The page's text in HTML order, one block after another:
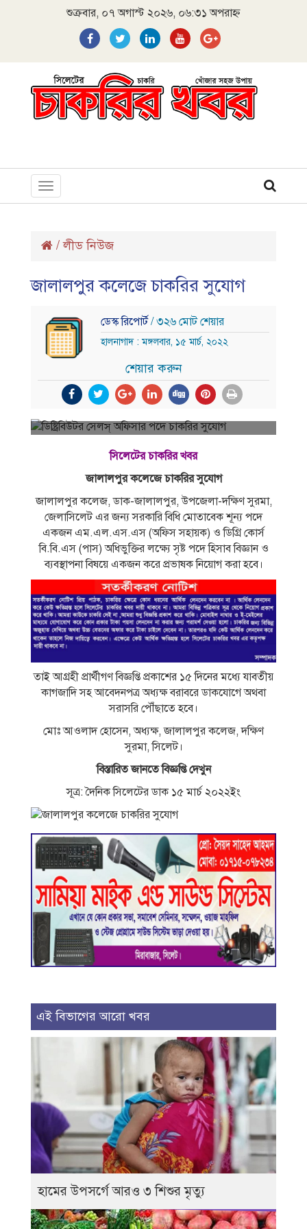
শুক্রবার, ০৭ অগাস্ট ২০২৬, ০৬:৩১ অপরাহ্ন
Toggle
navigation
/লীড নিউজ
জালালপুর কলেজে চাকরির সুযোগ
ডেস্ক রিপোর্ট/ ৩২৬ মোট শেয়ার
হালনাগাদ : মঙ্গলবার, ১৫ মার্চ, ২০২২
শেয়ার করুন
সিলেটের চাকরির খবর
জালালপুর কলেজে চাকরির সুযোগ
জালালপুর কলেজ, ডাক-জালালপুর, উপজেলা-দক্ষিণ সুরমা,
জেলাসিলেট এর জন্য সরকারি বিধি মােতাবেক শূন্য পদে
একজন এম.এল.এস.এস (অফিস সহায়ক) ও ডিগ্রি কোর্স
বি.বি.এস (পাস) অধিভুক্তির লক্ষ্যে সৃষ্ট পদে হিসাব বিজ্ঞান ও
ব্যবস্থাপনা বিষয়ে একজন করে প্রভাষক নিয়ােগ করা হবে।
তাই আগ্রহী প্রার্থীগণ বিজ্ঞপ্তি প্রকাশের ১৫ দিনের মধ্যে যাবতীয়
কাগজাদি সহ আবেদনপত্র অধ্যক্ষ বরাবরে ডাকযােগে অথবা
সরাসরি পৌঁছাতে হবে।
মােঃ আওলাদ হােসেন, অধ্যক্ষ, জালালপুর কলেজ, দক্ষিণ
সুরমা, সিলেট।
বিস্তারিত জানতে বিজ্ঞপ্তি দেখুন
সূত্র: দৈনিক সিলেটের ডাক ১৫ মার্চ ২০২২ইং
এই বিভাগের আরো খবর
হামের উপসর্গে আরও ৩ শিশুর মৃত্যু